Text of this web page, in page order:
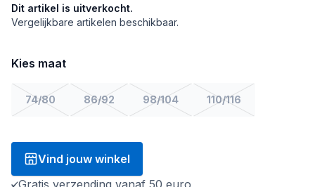
Dit artikel is uitverkocht.
Vergelijkbare artikelen beschikbaar.
Kies maat
74/80 86/92 98/104 110/116
Vind jouw winkel
Gratis verzending vanaf 50 euro